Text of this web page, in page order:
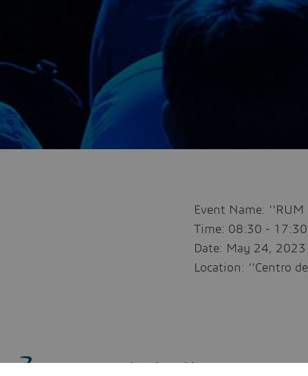
Event Name: ''RUM
Time: 08:30 -
Date: May 24, 2023
Location: ''Centro